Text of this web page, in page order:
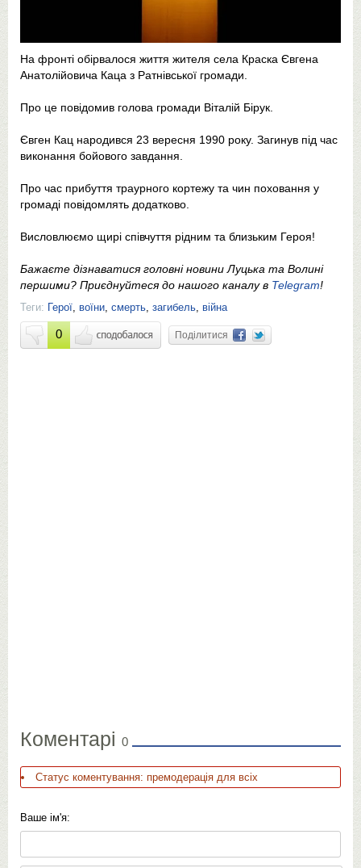
На фронті обірвалося життя жителя села Краска Євгена
Анатолійовича Каца з Ратнівської громади.
Про це повідомив голова громади Віталій Бірук.
Євген Кац народився 23 вересня 1990 року. Загинув під час
виконання бойового завдання.
Про час прибуття траурного кортежу та чин поховання у
громаді повідомлять додатково.
Висловлюємо щирі співчуття рідним та близьким Героя!
Бажаєте дізнаватися головні новини Луцька та Волині
першими? Приєднуйтеся до нашого каналу в Telegram!
Теги: Герої воїни смерть загибель війна
0 Поділитися
Коментарі 0
Статус коментування: премодерація для всіх
Ваше ім'я: